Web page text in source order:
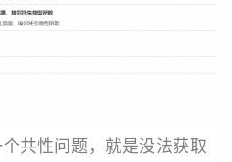
共性问题，就是没法获取